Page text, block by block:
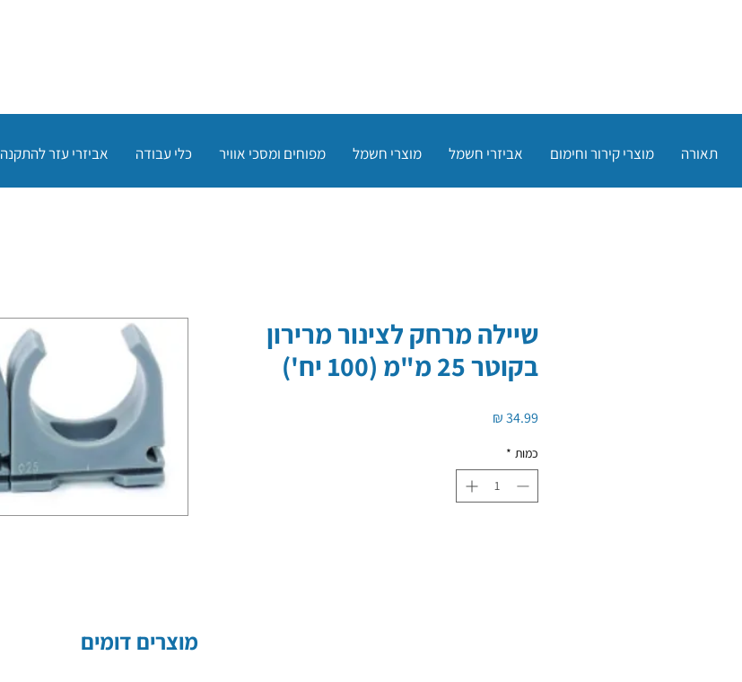
תאורה מוצרי קירור וחימום אביזרי חשמל מוצרי חשמל מפוחים ומסכי אוויר כלי עבודה אביזרי עזר להתקנה
שיילה מרחק לצינור מרירון
בקוטר 25 מ"מ (100 יח')
כמות *
מוצרים דומים